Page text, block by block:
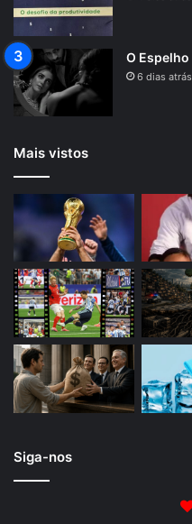
O Espelho
6 dias atrás
Mais vistos
Siga-nos